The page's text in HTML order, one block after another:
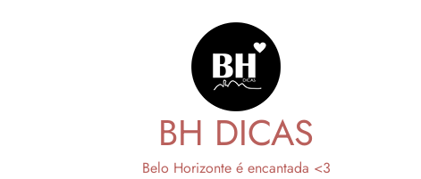
BH DICAS
Belo Horizonte é encantada <3